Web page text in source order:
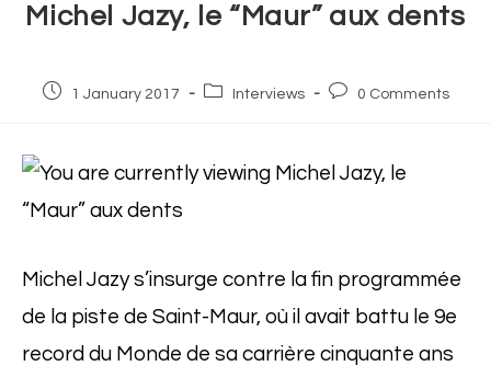
Michel Jazy, le “Maur” aux dents
Post
1 January 2017
Post Interviews
Post 0 Comments
Michel Jazy s’insurge contre la fin programmée
de la piste de Saint-Maur, où il avait battu le 9e
record du Monde de sa carrière cinquante ans